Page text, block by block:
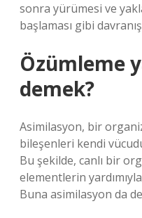
sonra yürümesi ve
başlaması gibi
Özümleme
demek?
Asimilasyon, bir
bileşenleri kendi
Bu şekilde, canlı bir
elementlerin
Buna asimilasyon da